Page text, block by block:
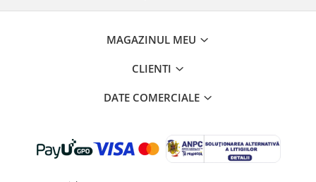
MAGAZINUL MEU
CLIENTI
DATE COMERCIALE